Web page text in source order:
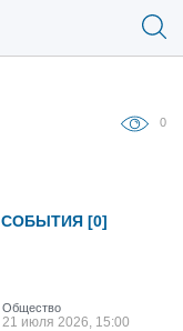
0
СОБЫТИЯ [0]
Общество
21 июля 2026, 15:00